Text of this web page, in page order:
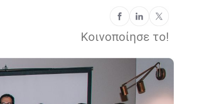
Κοινοποίησε το!